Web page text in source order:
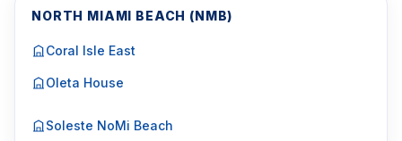
NORTH MIAMI BEACH (NMB)
Coral Isle East
Oleta House
Soleste NoMi Beach